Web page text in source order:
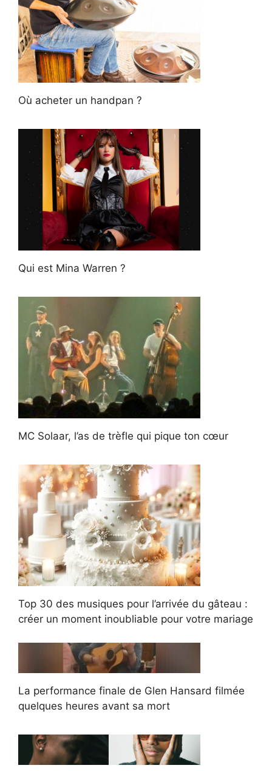
Où acheter un handpan ?
Qui est Mina Warren ?
MC Solaar, l’as de trèfle qui pique ton cœur
Top 30 des musiques pour l’arrivée du gâteau :
créer un moment inoubliable pour votre mariage
La performance finale de Glen Hansard filmée
quelques heures avant sa mort